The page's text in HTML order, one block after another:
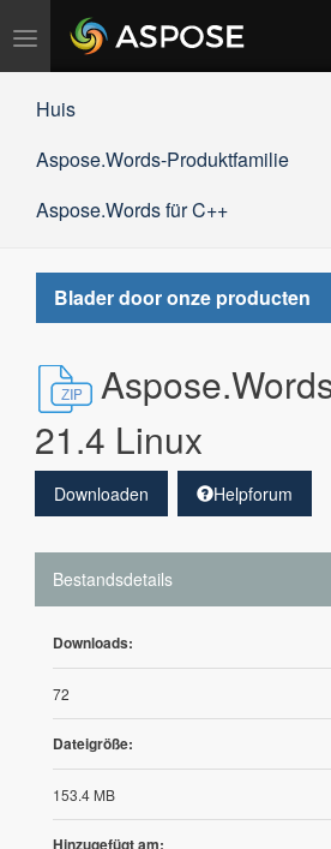
Navigation
umschalten
Huis
Aspose.Words-Produktfamilie
Aspose.Words für C++
Blader door onze producten
21.4 Linux
Downloaden Helpforum
Bestandsdetails
Downloads:
72
Dateigröße:
153.4 MB
Hinzugefügt am: